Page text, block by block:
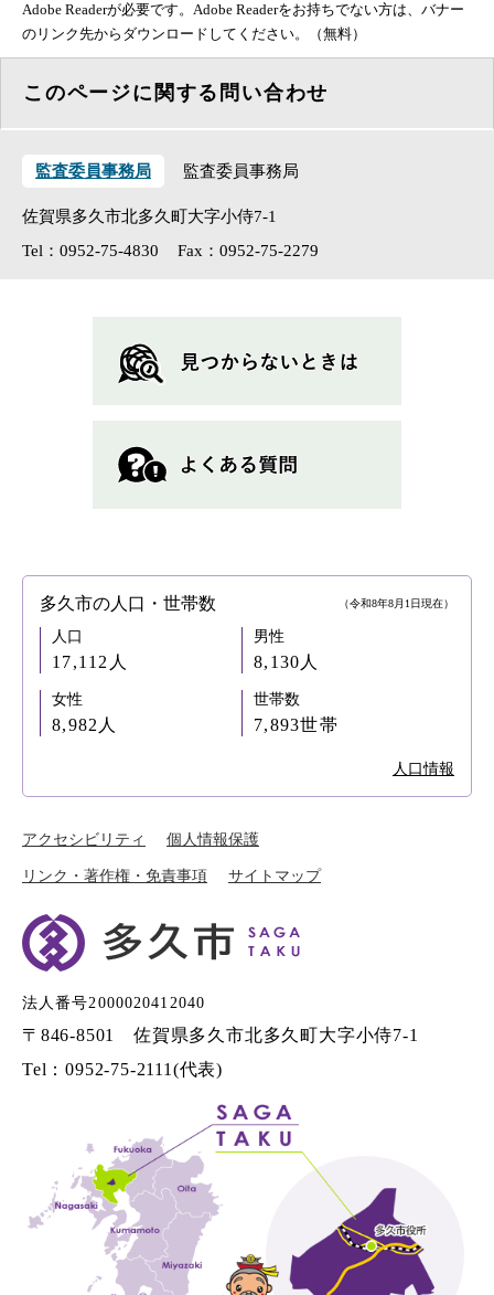
Adobe Readerが必要です。Adobe Readerをお持ちでない方は、バナー
のリンク先からダウンロードしてください。（無料）
このページに関する問い合わせ
監査委員事務局 監査委員事務局
佐賀県多久市北多久町大字小侍7-1
Tel：0952-75-4830
Fax：0952-75-2279
多久市の人口・世帯数 （令和8年8月1日現在）
人口
17,112人
男性
8,130人
女性
8,982人
世帯数
7,893世帯
人口情報
アクセシビリティ 個人情報保護
リンク・著作権・免責事項 サイトマップ
法人番号2000020412040
〒846-8501 佐賀県多久市北多久町大字小侍7-1
Tel：0952-75-2111(代表)